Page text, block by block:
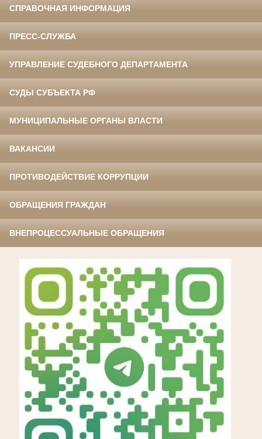
СПРАВОЧНАЯ ИНФОРМАЦИЯ
ПРЕСС-СЛУЖБА
УПРАВЛЕНИЕ СУДЕБНОГО ДЕПАРТАМЕНТА
СУДЫ СУБЪЕКТА РФ
МУНИЦИПАЛЬНЫЕ ОРГАНЫ ВЛАСТИ
ВАКАНСИИ
ПРОТИВОДЕЙСТВИЕ КОРРУПЦИИ
ОБРАЩЕНИЯ ГРАЖДАН
ВНЕПРОЦЕССУАЛЬНЫЕ ОБРАЩЕНИЯ